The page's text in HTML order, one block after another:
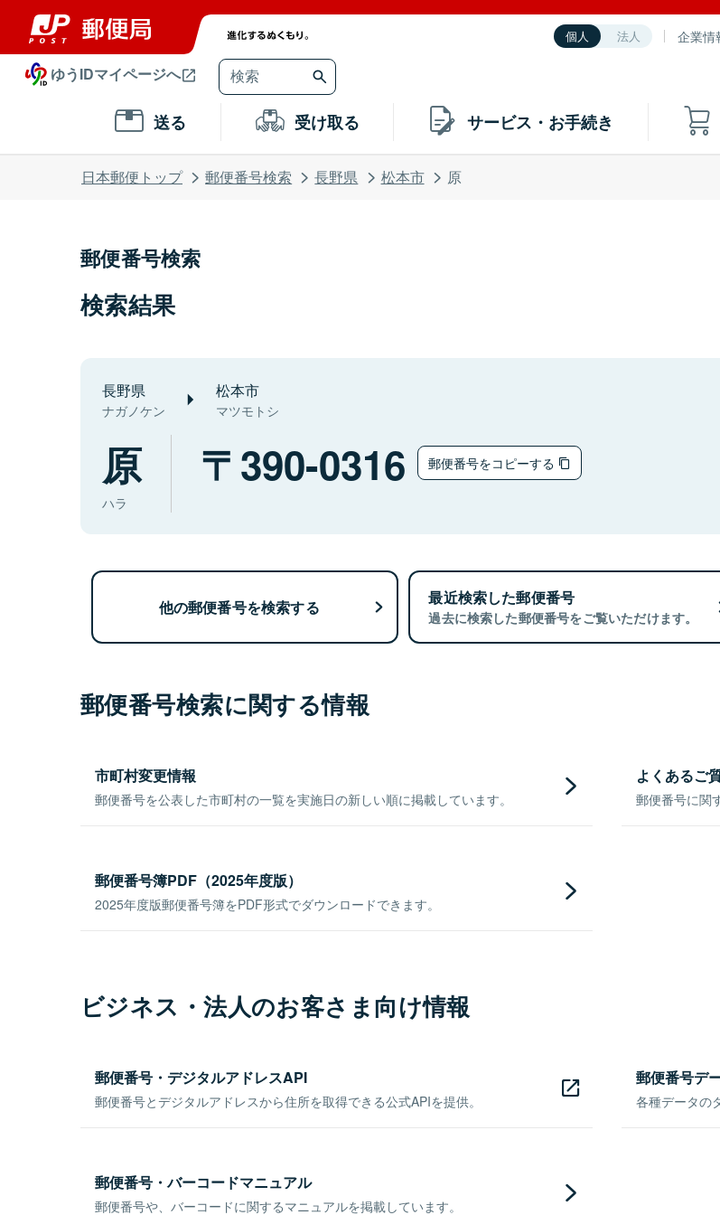
個人 法人 企業情
ゆうIDマイページへ
送る 受け取る サービス・お手続き
日本郵便トップ 郵便番号検索 長野県 松本市 原
郵便番号検索
検索結果
長野県
ナガノケン
松本市
マツモトシ
原
ハラ
390-0316 郵便番号をコピーする
他の郵便番号を検索する 最近検索した郵便番号
過去に検索した郵便番号をご覧いただけます。
郵便番号検索に関する情報
市町村変更情報
郵便番号を公表した市町村の一覧を実施日の新しい順に掲載しています。
よくあるご
郵便番号に関
郵便番号簿PDF（2025年度版）
2025年度版郵便番号簿をPDF形式でダウンロードできます。
ビジネス・法人のお客さま向け情報
郵便番号・デジタルアドレスAPI
郵便番号とデジタルアドレスから住所を取得できる公式APIを提供。
郵便番号デ
各種データの
郵便番号・バーコードマニュアル
郵便番号や、バーコードに関するマニュアルを掲載しています。